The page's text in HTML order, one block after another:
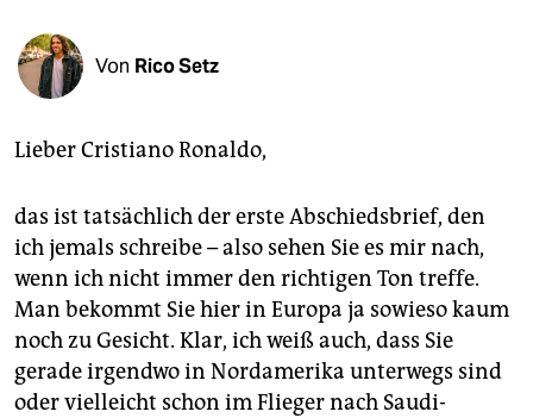
unterstützen
epaper login
Von Rico Setz
Lieber Cristiano Ronaldo,
das ist tatsächlich der erste Abschiedsbrief, den
ich jemals schreibe – also sehen Sie es mir nach,
wenn ich nicht immer den richtigen Ton treffe.
Man bekommt Sie hier in Europa ja sowieso kaum
noch zu Gesicht. Klar, ich weiß auch, dass Sie
gerade irgendwo in Nordamerika unterwegs sind
oder vielleicht schon im Flieger nach Saudi-